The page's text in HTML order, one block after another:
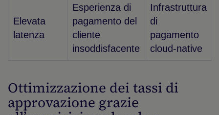
Elevata
latenza
Esperienza di
pagamento del
cliente
insoddisfacente
Infrastruttura
di
pagamento
cloud-native
Ottimizzazione dei tassi di
approvazione grazie